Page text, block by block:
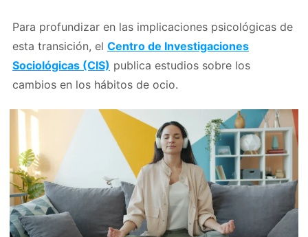
Para profundizar en las implicaciones psicológicas de
esta transición, el Centro de Investigaciones
Sociológicas (CIS) publica estudios sobre los
cambios en los hábitos de ocio.